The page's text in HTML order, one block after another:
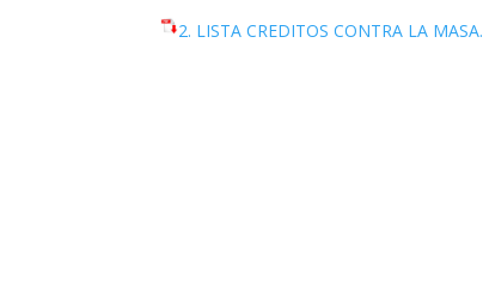
2. LISTA CREDITOS CONTRA LA MASA.